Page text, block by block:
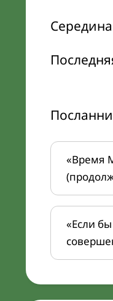
«Время
«Если